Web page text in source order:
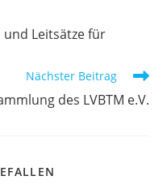
Leitsätze für
Nächster Beitrag
des LVBTM e.V.